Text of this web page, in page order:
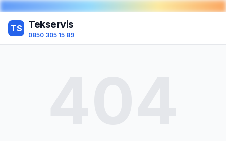
TS Tekservis
0850 305 15 89